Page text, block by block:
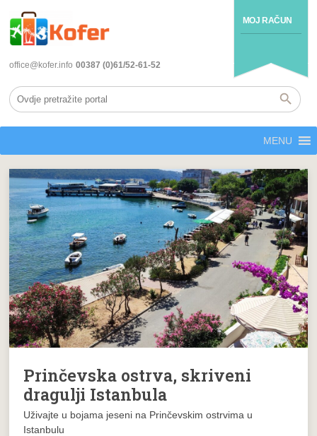
MOJ RAČUN
office@kofer.info 00387 (0)61/52-61-52
MENU
Prinčevska ostrva, skriveni
dragulji Istanbula
Uživajte u bojama jeseni na Prinčevskim ostrvima u
Istanbulu